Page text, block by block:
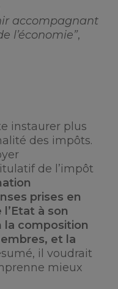
accompagnant
l’économie”,
instaurer plus
des impôts.
de l’impôt
prises en
à son
la composition
et la
il voudrait
mieux